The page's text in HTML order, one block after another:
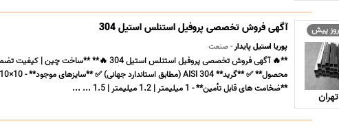
تهران
آگهی فروش تخصصی پروفیل استنلس استیل 304
پوریا استیل پایدار- صنعت
**🔥 آگهی فروش تخصصی پروفیل استنلس استیل 304
**ضخامت های قابل تأمین** - 1 میلیمتر | 1.2 میلیمتر | 1.5 ... ...